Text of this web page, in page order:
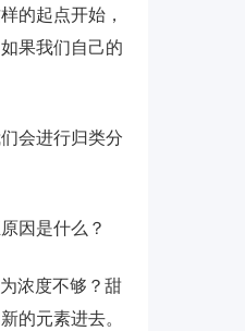
的起点开始，
果我们自己的
会进行归类分
因是什么？
浓度不够？甜
的元素进去。